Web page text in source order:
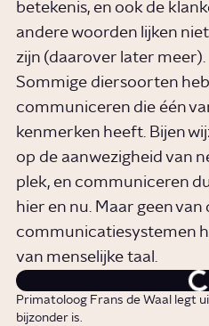
betekenis, en ook de
andere woorden lijken
zijn (daarover later meer).
Sommige diersoorten
communiceren die één
kenmerken heeft. Bijen
op de aanwezigheid van
plek, en communiceren
hier en nu. Maar geen van
communicatiesystemen
van menselijke taal.
Primatoloog Frans de Waal legt
bijzonder is.